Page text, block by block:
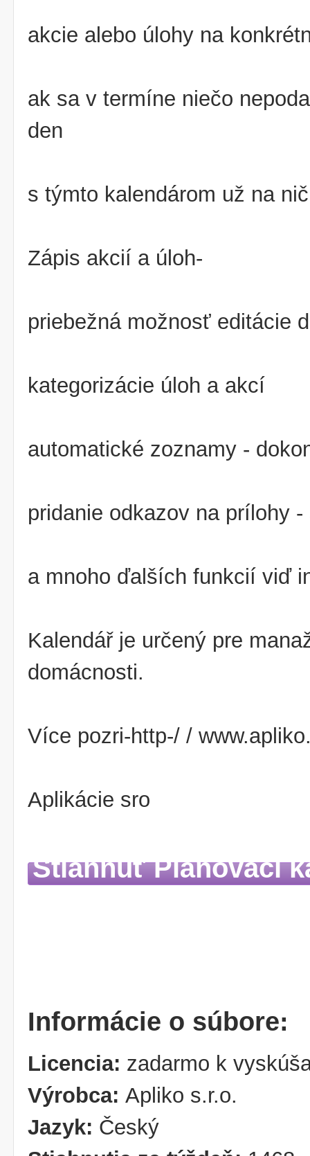
akcie alebo úlohy na
ak sa v termíne niečo
den
s týmto kalendárom už na
Zápis akcií a úloh-
priebežná možnosť editácie
kategorizácie úloh a akcí
automatické zoznamy -
pridanie odkazov na prílohy
a mnoho ďalších funkcií viď
Kalendář je určený pre
domácnosti.
Více pozri-http-/ /
Aplikácie sro
Stiahnuť Plánovací
Informácie o súbore:
Licencia: zadarmo k
Výrobca: Apliko s.r.o.
Jazyk: Český